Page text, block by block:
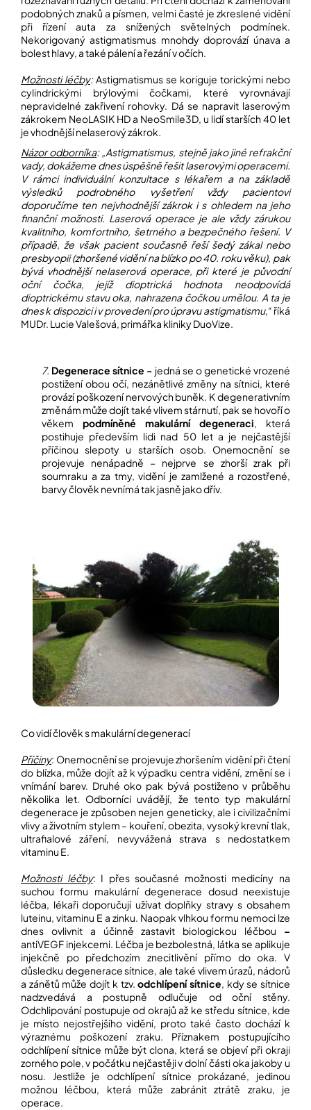
podobných znaků a písmen, velmi časté je zkreslené vidění
při řízení auta za snížených světelných podmínek.
Nekorigovaný astigmatismus mnohdy doprovází únava a
bolest hlavy, a také pálení a řezání v očích.
Možnosti léčby: Astigmatismus se koriguje torickými nebo
cylindrickými brýlovými čočkami, které vyrovnávají
nepravidelné zakřivení rohovky. Dá se napravit laserovým
zákrokem NeoLASIK HD a NeoSmile3D, u lidí starších 40 let
je vhodnější nelaserový zákrok
Názor odborníka: „Astigmatismus, stejně jako jiné refrakční
vady, dokážeme dnes úspěšně řešit laserovými operacemi.
V rámci individuální konzultace s lékařem a na základě
výsledků podrobného vyšetření vždy pacientovi
doporučíme ten nejvhodnější zákrok i s ohledem na jeho
finanční možnosti. Laserová operace je ale vždy zárukou
kvalitního, komfortního, šetrného a bezpečného řešení. V
případě, že však pacient současně řeší šedý zákal nebo
presbyopii (zhoršené vidění na blízko po 40. roku věku), pak
bývá vhodnější nelaserová operace, při které je původní
oční čočka, jejíž dioptrická hodnota neodpovídá
dioptrickému stavu oka, nahrazena čočkou umělou. A ta je
dnes k dispozici i v provedení pro úpravu astigmatismu,“ říká
MUDr. Lucie Valešová, primářka kliniky DuoVize.
7. Degenerace sítnice - jedná se o genetické vrozené
postižení obou očí, nezánětlivé změny na sítnici, které
provází poškození nervových buněk. K degenerativním
změnám může dojít také vlivem stárnutí, pak se hovoří o
věkem podmíněné makulární degeneraci , která
postihuje především lidi nad 50 let a je nejčastější
příčinou slepoty u starších osob. Onemocnění se
projevuje nenápadně – nejprve se zhorší zrak při
soumraku a za tmy, vidění je zamlžené a rozostřené,
barvy člověk nevnímá tak jasně jako dřív.
Co vidí člověk s makulární degenerací
Příčiny: Onemocnění se projevuje zhoršením vidění při čtení
do blízka, může dojít až k výpadku centra vidění, změní se i
vnímání barev. Druhé oko pak bývá postiženo v průběhu
několika let. Odborníci uvádějí, že tento typ makulární
degenerace je způsoben nejen geneticky, ale i civilizačními
vlivy a životním stylem – kouření, obezita, vysoký krevní tlak,
ultrafialové záření, nevyvážená strava s nedostatkem
vitaminu E.
Možnosti léčby: I přes současné možnosti medicíny na
suchou formu makulární degenerace dosud neexistuje
léčba, lékaři doporučují užívat doplňky stravy s obsahem
luteinu, vitaminu E a zinku. Naopak vlhkou formu nemoci lze
dnes ovlivnit a účinně zastavit biologickou léčbou –
antiVEGF injekcemi. Léčba je bezbolestná, látka se aplikuje
injekčně po předchozím znecitlivění přímo do oka. V
důsledku degenerace sítnice, ale také vlivem úrazů, nádorů
a zánětů může dojít k tzv.odchlípení sítnice, kdy se sítnice
nadzvedává a postupně odlučuje od oční stěny.
Odchlipování postupuje od okrajů až ke středu sítnice, kde
je místo nejostřejšího vidění, proto také často dochází k
výraznému poškození zraku. Příznakem postupujícího
odchlípení sítnice může být clona, která se objeví při okraji
zorného pole, v počátku nejčastěji v dolní části oka jakoby u
nosu. Jestliže je odchlípení sítnice prokázané, jedinou
možnou léčbou, která může zabránit ztrátě zraku, je
operace.